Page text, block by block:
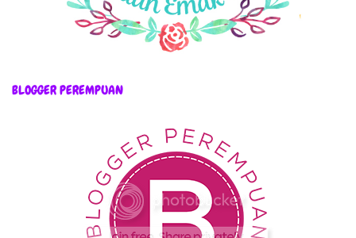
BLOGGER PEREMPUAN